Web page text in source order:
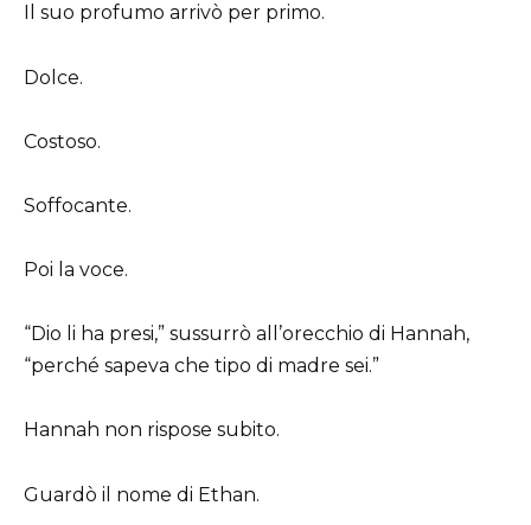
Il suo profumo arrivò per primo.
Dolce.
Costoso.
Soffocante.
Poi la voce.
“Dio li ha presi,” sussurrò all’orecchio di Hannah,
“perché sapeva che tipo di madre sei.”
Hannah non rispose subito.
Guardò il nome di Ethan.